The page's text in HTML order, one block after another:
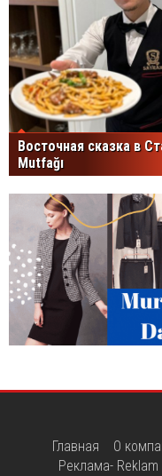
Восточная сказка в
Mutfağı
Главная О
Реклама- Reklam